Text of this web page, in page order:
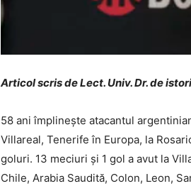
Articol scris de Lect. Univ. Dr. de
58 ani împlinește atacantul
Villareal, Tenerife în Europa, la
goluri. 13 meciuri și 1 gol a avut la
Chile, Arabia Saudită, Colon, Leon,